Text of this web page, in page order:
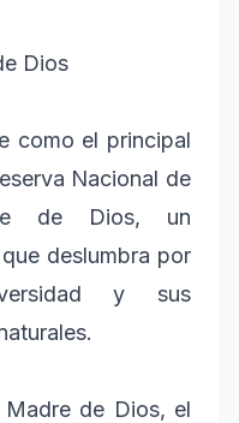
Dios
como el principal
Nacional de
de Dios, un
deslumbra por
y sus
de Dios, el